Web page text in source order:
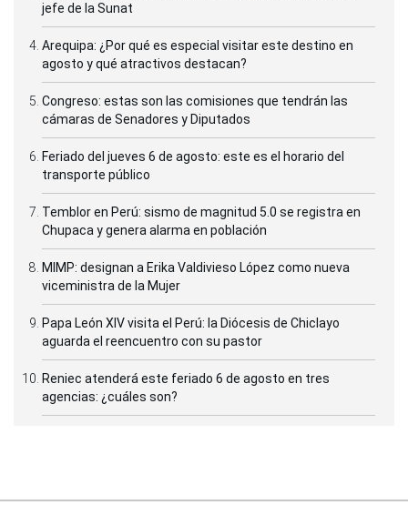
jefe de la Sunat
Arequipa: ¿Por qué es especial visitar este destino en
agosto y qué atractivos destacan?
Congreso: estas son las comisiones que tendrán las
cámaras de Senadores y Diputados
Feriado del jueves 6 de agosto: este es el horario del
transporte público
Temblor en Perú: sismo de magnitud 5.0 se registra en
Chupaca y genera alarma en población
MIMP: designan a Erika Valdivieso López como nueva
viceministra de la Mujer
Papa León XIV visita el Perú: la Diócesis de Chiclayo
aguarda el reencuentro con su pastor
Reniec atenderá este feriado 6 de agosto en tres
agencias: ¿cuáles son?